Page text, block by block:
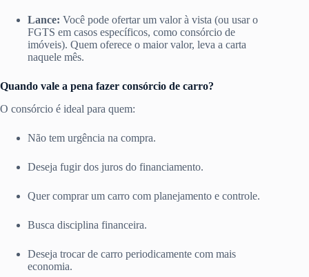
Lance: Você pode ofertar um valor à vista (ou usar o
FGTS em casos específicos, como consórcio de
imóveis). Quem oferece o maior valor, leva a carta
naquele mês.
Quando vale a pena fazer consórcio de carro?
O consórcio é ideal para quem:
Não tem urgência na compra.
Deseja fugir dos juros do financiamento.
Quer comprar um carro com planejamento e controle.
Busca disciplina financeira.
Deseja trocar de carro periodicamente com mais
economia.